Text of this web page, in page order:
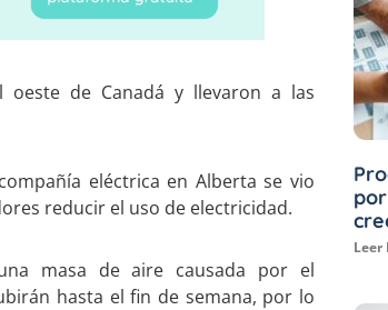
oeste de Canadá y llevaron a las
eléctrica en Alberta se vio
reducir el uso de electricidad.
masa de aire causada por el
hasta el fin de semana, por lo
Leer